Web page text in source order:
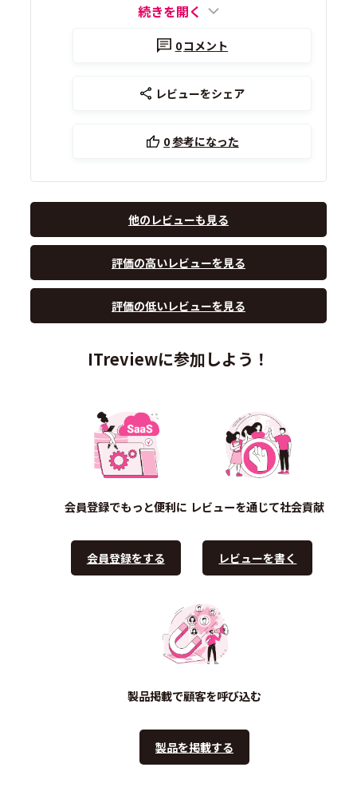
続きを開く
0コメント
レビューをシェア
0参考になった
他のレビューも見る
評価の高いレビューを見る
評価の低いレビューを見る
ITreviewに参加しよう！
会員登録でもっと便利に
会員登録をする
レビューを通じて社会貢献
レビューを書く
製品掲載で顧客を呼び込む
製品を掲載する